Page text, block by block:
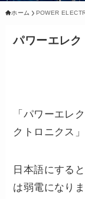
ホーム POWER
パワーエレ
「パワーエレ
クトロニクス
日本語にする
は弱電になりま